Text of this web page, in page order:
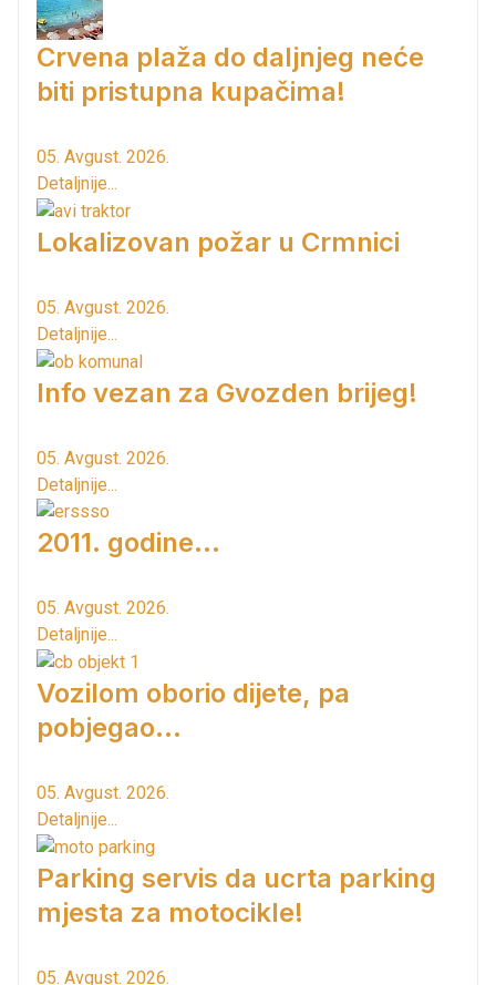
Crvena plaža do daljnjeg neće
biti pristupna kupačima!
05. Avgust. 2026.
Detaljnije...
Lokalizovan požar u Crmnici
05. Avgust. 2026.
Detaljnije...
Info vezan za Gvozden brijeg!
05. Avgust. 2026.
Detaljnije...
2011. godine...
05. Avgust. 2026.
Detaljnije...
Vozilom oborio dijete, pa
pobjegao...
05. Avgust. 2026.
Detaljnije...
Parking servis da ucrta parking
mjesta za motocikle!
05. Avgust. 2026.